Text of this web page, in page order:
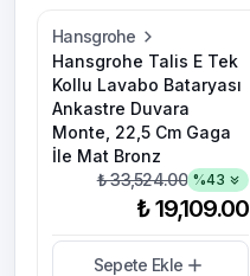
Hansgrohe
Hansgrohe Talis E Tek
Kollu Lavabo Bataryası
Ankastre Duvara
Monte, 22,5 Cm Gaga
İle Mat Bronz
₺ 33,524.00 %43
₺ 19,109.00
Sepete Ekle